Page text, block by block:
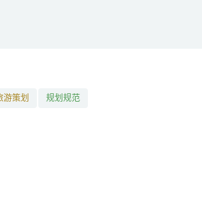
游策划 规划规范